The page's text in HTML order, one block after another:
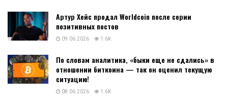
Артур Хейс продал Worldcoin после серии
позитивных постов
09.06.2026 1.6K
По словам аналитика, «быки еще не сдались» в
отношении биткоина — так он оценил текущую
ситуацию!
08.06.2026 1.6K